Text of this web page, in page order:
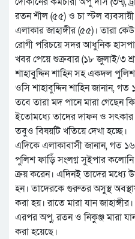
রতন শীল (৫৫) ও চা স্টল
এলাকার জাহাঙ্গীর (৫৫)। তারা
রোগী পরিচয়ে সদর আধুনিক
খবর পেয়ে শুক্রবার (১৮ জুলাই/৩
শাহাবুদ্দিন শাহিন সহ একদল
ওসি শাহাবুদ্দিন শাহিন জানান,
তবে তারা মদ পানে মারা গেছেন
ইতোমধ্যে তাদের দাফন ও সৎকার
তবুও বিষয়টি খতিয়ে দেখা হচ্ছে।
এদিকে এলাকাবাসী জানান, গত
পুলিশ ফাড়িঁ সংলগ্ন সুইপার
ক্রয় করেন। এদিনই তাদের মধ্যে
হন। তাদেরকে গুরুতর অসুস্থ
করা হয়। রাতে মারা যান
এরপর অপু, রতন ও নিকুঞ্জ মারা
করা হয়েছে।